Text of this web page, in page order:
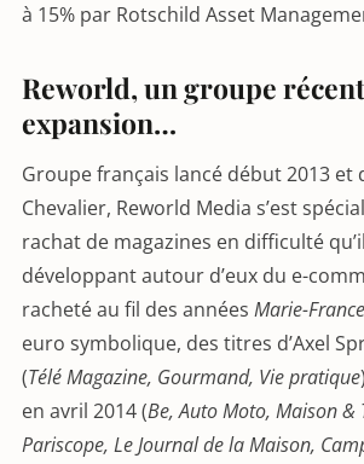
à 15% par Rotschild Asset
Reworld, un groupe
expansion…
Groupe français lancé début 2013 et
Chevalier, Reworld Media s’est
rachat de magazines en difficulté
développant autour d’eux du e-
racheté au fil des années Marie-France
euro symbolique, des titres d’Axel
(Télé Magazine, Gourmand, Vie pratique
en avril 2014 (Be, Auto Moto, Maison &
Pariscope, Le Journal de la Maison,